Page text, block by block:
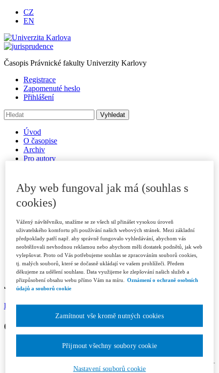
CZ
EN
Časopis Právnické fakulty Univerzity Karlovy
Registrace
Zapomenuté heslo
Přihlášení
Úvod
O časopise
Archiv
Pro autory
Přílohy a informace
Publikační kritéria
Rubriky
Vzory citací
Recenzní řízení
Etický kodex
Licenční a honorářové podmínky
Redakce
Kontakty
Předplatné
Jurisprudence 5/2019
Ročník 2019ISSN 1802-3843 (print)
Obsah vydání
Aby web fungoval jak má (souhlas s
cookies)
Vážený návštěvníku, snažíme se ze všech sil přinášet vysokou úroveň
uživatelského komfortu při používání našich webových stránek. Mezi základní
předpoklady patří např. aby správně fungovalo vyhledávání, abychom vás
neobtěžovali nevhodnou reklamou nebo abychom měli dostatek podnětů, jak web
vylepšovat. Proto od Vás potřebujeme souhlas se zpracováním souborů cookies,
tj. malých souborů, které se dočasně ukládají ve vašem prohlížeči. Předem
děkujeme za udělení souhlasu. Data využijeme ke zlepšování našich služeb a
přizpůsobení obsahu webu přímo Vám na míru.
Oznámení o ochraně osobních
údajů a souborů cookie
Nastavení souborů cookie
Zamítnout vše kromě nutných cookies
Přijmout všechny soubory cookie